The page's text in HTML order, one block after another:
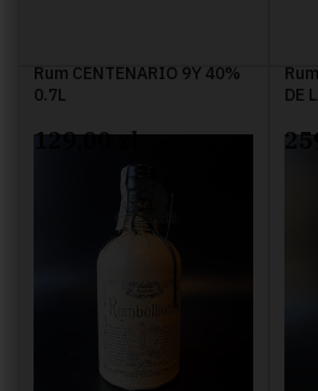
Rum CENTENARIO 9Y 40%
0.7L
129,00 zł
DE